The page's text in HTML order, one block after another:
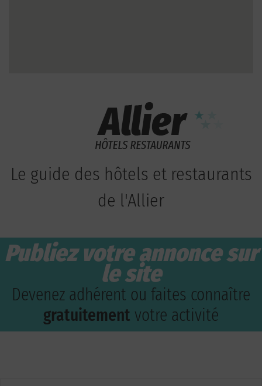
Le guide des hôtels et restaurants
de l'Allier
Publiez votre annonce sur
le site
Devenez adhérent ou faites connaître
gratuitement votre activité